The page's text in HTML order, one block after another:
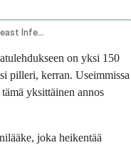
Diflucan Dose For Yeast Infection
on yksi 150
pilleri, kerran. Useimmissa
yksittäinen annos
joka heikentää